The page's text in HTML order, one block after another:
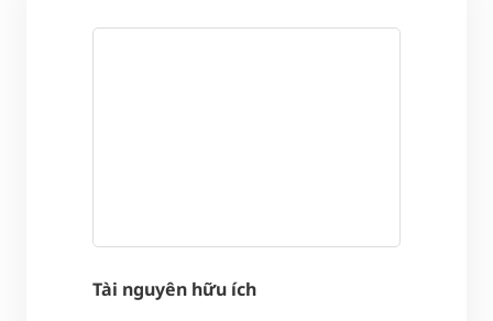
Tài nguyên hữu ích